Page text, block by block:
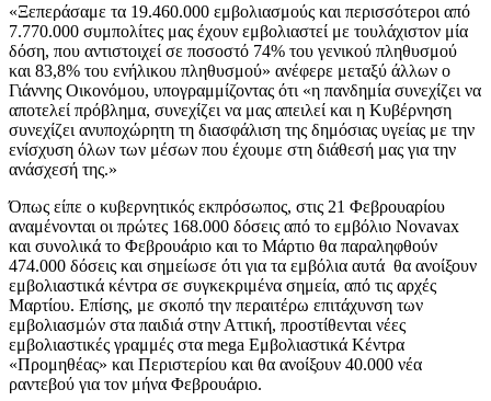
«Ξεπεράσαμε τα 19.460.000 εμβολιασμούς και περισσότεροι από
7.770.000 συμπολίτες μας έχουν εμβολιαστεί με τουλάχιστον μία
δόση, που αντιστοιχεί σε ποσοστό 74% του γενικού πληθυσμού
και 83,8% του ενήλικου πληθυσμού» ανέφερε μεταξύ άλλων ο
Γιάννης Οικονόμου, υπογραμμίζοντας ότι «η πανδημία συνεχίζει να
αποτελεί πρόβλημα, συνεχίζει να μας απειλεί και η Κυβέρνηση
συνεχίζει ανυποχώρητη τη διασφάλιση της δημόσιας υγείας με την
ενίσχυση όλων των μέσων που έχουμε στη διάθεσή μας για την
ανάσχεσή της.»
Όπως είπε ο κυβερνητικός εκπρόσωπος, στις 21 Φεβρουαρίου
αναμένονται οι πρώτες 168.000 δόσεις από το εμβόλιο Novavax
και συνολικά το Φεβρουάριο και το Μάρτιο θα παραληφθούν
474.000 δόσεις και σημείωσε ότι για τα εμβόλια αυτά θα ανοίξουν
εμβολιαστικά κέντρα σε συγκεκριμένα σημεία, από τις αρχές
Μαρτίου. Επίσης, με σκοπό την περαιτέρω επιτάχυνση των
εμβολιασμών στα παιδιά στην Αττική, προστίθενται νέες
εμβολιαστικές γραμμές στα mega Εμβολιαστικά Κέντρα
«Προμηθέας» και Περιστερίου και θα ανοίξουν 40.000 νέα
ραντεβού για τον μήνα Φεβρουάριο.